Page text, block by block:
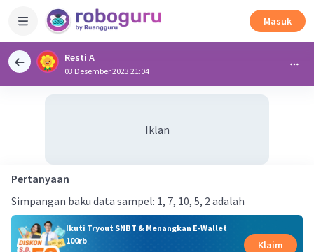
Masuk
Resti A
03 Desember 2023 21:04
Iklan
Pertanyaan
Simpangan baku data sampel: 1, 7, 10, 5, 2 adalah
Ikuti Tryout SNBT & Menangkan E-Wallet
100rb
Klaim